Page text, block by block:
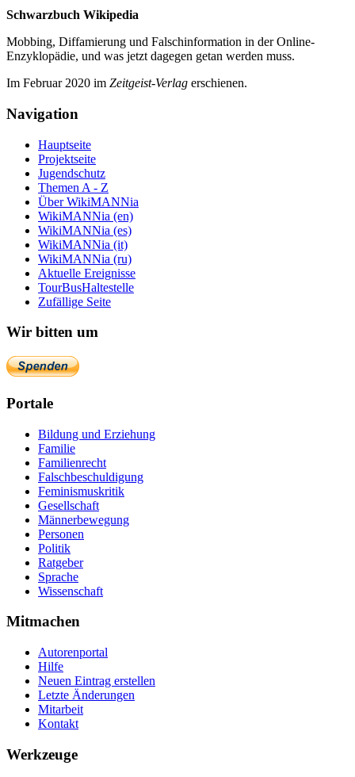
Schwarzbuch Wikipedia
Mobbing, Diffamierung und Falsch­information in der Online-
Enzyklo­pädie, und was jetzt da­gegen getan werden muss.
Im Februar 2020 im Zeit­geist-Verlag erschienen.
Navigation
Hauptseite
Projektseite
Jugendschutz
Themen A - Z
Über WikiMANNia
WikiMANNia (en)
WikiMANNia (es)
WikiMANNia (it)
WikiMANNia (ru)
Aktuelle Ereignisse
TourBusHaltestelle
Zufällige Seite
Wir bitten um
Portale
Bildung und Erziehung
Familie
Familienrecht
Falschbeschuldigung
Feminismuskritik
Gesellschaft
Männerbewegung
Personen
Politik
Ratgeber
Sprache
Wissenschaft
Mitmachen
Autorenportal
Hilfe
Neuen Eintrag erstellen
Letzte Änderungen
Mitarbeit
Kontakt
Werkzeuge